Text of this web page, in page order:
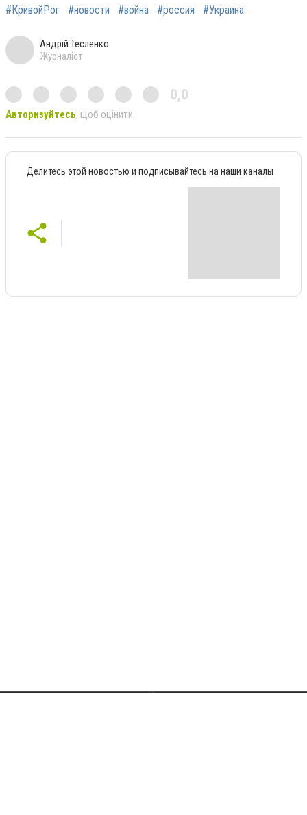
#КривойРог #новости #война #россия #Украина
Андрій Тесленко
Журналіст
0,0
Авторизуйтесь, щоб оцінити
Делитесь этой новостью и подписывайтесь на наши каналы